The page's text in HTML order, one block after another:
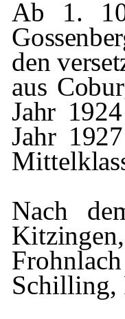
Ab 1.
den
aus
Jahr
Jahr
Nach
Frohnlach
Schilling,